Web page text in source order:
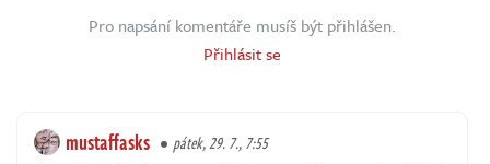
Pro napsání komentáře musíš být přihlášen.
Přihlásit se
mustaffasks pátek, 29. 7., 7:55